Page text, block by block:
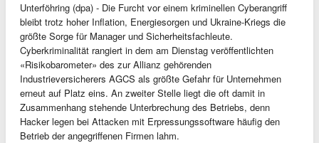
Unterföhring (dpa) - Die Furcht vor einem kriminellen Cyberangriff
bleibt trotz hoher Inflation, Energiesorgen und Ukraine-Kriegs die
größte Sorge für Manager und Sicherheitsfachleute.
Cyberkriminalität rangiert in dem am Dienstag veröffentlichten
«Risikobarometer» des zur Allianz gehörenden
Industrieversicherers AGCS als größte Gefahr für Unternehmen
erneut auf Platz eins. An zweiter Stelle liegt die oft damit in
Zusammenhang stehende Unterbrechung des Betriebs, denn
Hacker legen bei Attacken mit Erpressungssoftware häufig den
Betrieb der angegriffenen Firmen lahm.